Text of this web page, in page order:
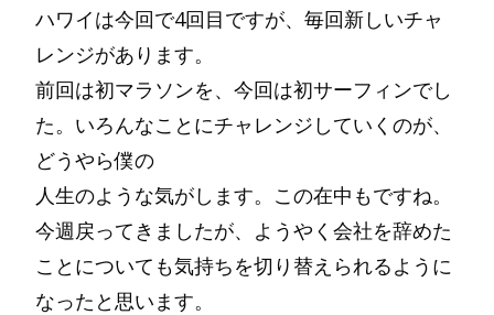
ハワイは今回で4回目ですが、毎回新しいチャ
レンジがあります。
前回は初マラソンを、今回は初サーフィンでし
た。いろんなことにチャレンジしていくのが、
どうやら僕の
人生のような気がします。この在中もですね。
今週戻ってきましたが、ようやく会社を辞めた
ことについても気持ちを切り替えられるように
なったと思います。